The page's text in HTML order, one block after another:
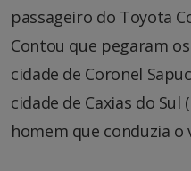
passageiro do Toyota
Contou que pegaram
cidade de Coronel
cidade de Caxias do Sul
homem que conduzia o